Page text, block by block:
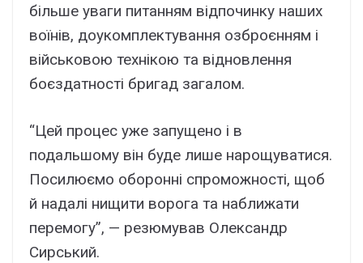
більше уваги питанням відпочинку наших
воїнів, доукомплектування озброєнням і
військовою технікою та відновлення
боєздатності бригад загалом.
“Цей процес уже запущено і в
подальшому він буде лише нарощуватися.
Посилюємо оборонні спроможності, щоб
й надалі нищити ворога та наближати
перемогу”, — резюмував Олександр
Сирський.